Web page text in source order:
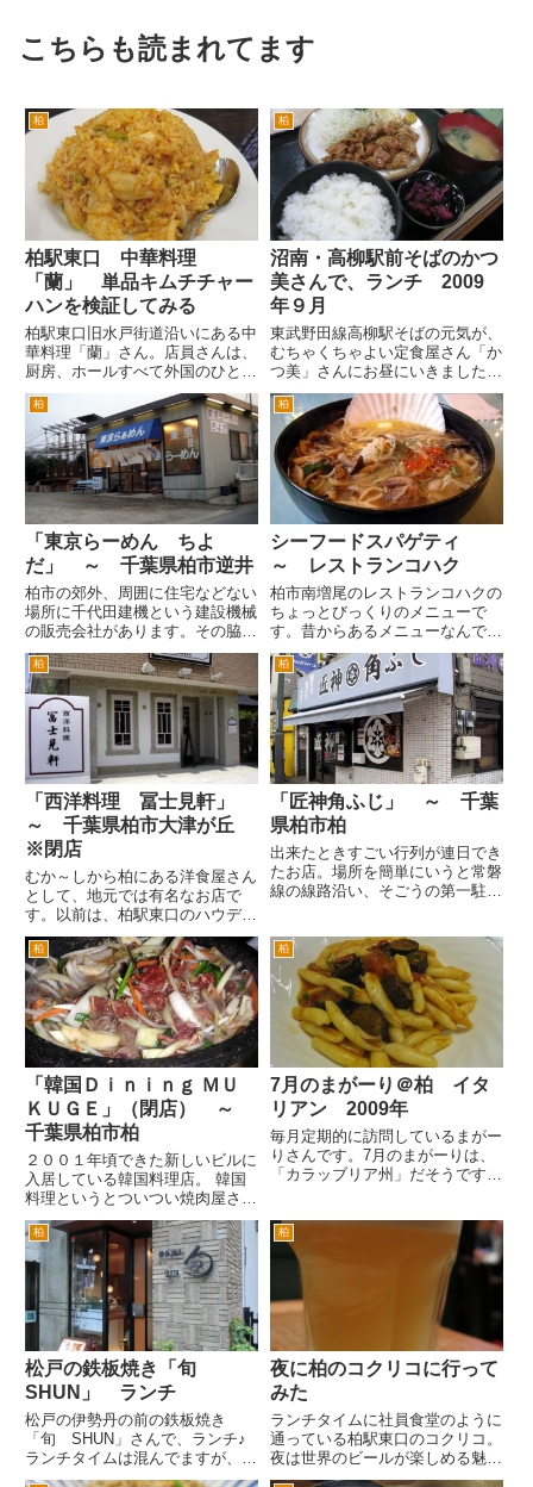
こちらも読まれてます
柏
柏駅東口 中華料理
「蘭」 単品キムチチャー
ハンを検証してみる
柏駅東口旧水戸街道沿いにある中
華料理「蘭」さん。店員さんは、
厨房、ホールすべて外国のひとで
す。中国なのか台湾なのかわかり
ません。 カタコトの日本語程度
の方もいるのが、逆に香港とかの
食堂にきたみたな雰囲気を出して
ます。 ランチタイムは、客
席...
柏
沼南・高柳駅前そばのかつ
美さんで、ランチ 2009
年９月
東武野田線高柳駅そばの元気が、
むちゃくちゃよい定食屋さん「か
つ美」さんにお昼にいきました。
お昼時は、ガテン系のおじさんた
ちや営業さんなどで、満席です。
なんか入ってくるお客様、みなさ
んが、常連さんなのかなと思った
んですが、お店のおじさんが...
柏
「東京らーめん ちよ
だ」 ～ 千葉県柏市逆井
柏市の郊外、周囲に住宅などない
場所に千代田建機という建設機械
の販売会社があります。その脇に
プレハブでいきなりらーめん屋が
できました。「東京らーめん ち
よだ」です。 どうせ道楽で建機
屋の息子とかがはじめたのだろう
くらいにしかおもっていません
で...
柏
シーフードスパゲティ
～ レストランコハク
柏市南増尾のレストランコハクの
ちょっとびっくりのメニューで
す。昔からあるメニューなんです
が、シーフードスパゲティです。
今から思えばスープスパゲティが
流行る前からこちらは、スープの
中にスパゲティが入っているもの
を提供してました。 コンソメ
ベ...
柏
「西洋料理 冨士見軒」
～ 千葉県柏市大津が丘
※閉店
むか～しから柏にある洋食屋さん
として、地元では有名なお店で
す。以前は、柏駅東口のハウディ
モールのイトーヨーカドー隣にあ
りました。現在はモスバーガーが
ある場所です。 現在は、同じ柏
市内の旧沼南町である大津が丘に
移転して、新店舗で営業されてい
ま...
柏
「匠神角ふじ」 ～ 千葉
県柏市柏
出来たときすごい行列が連日でき
たお店。場所を簡単にいうと常磐
線の線路沿い、そごうの第一駐車
みます。そごうの脇を通り道なり
に進むと、左手におあります。
店内は、7席程度なためちょっ
と...
柏
「韓国Ｄｉｎｉｎｇ ＭＵ
ＫＵＧＥ」（閉店） ～
千葉県柏市柏
２００１年頃できた新しいビルに
入居している韓国料理店。 韓国
料理というとついつい焼肉屋さん
みたいな雰囲気を想像しますが、
こちらはおしゃれなレストラン、
あるいはバーといった雰囲気で
す。 でもお通しは、やはりキム
チにカクテキでした（笑。しかも
お...
柏
7月のまがーり＠柏 イタ
リアン 2009年
毎月定期的に訪問しているまがー
りさんです。7月のまがーりは、
「カラッブリア州」だそうです。
部分にあたる州だそうです。 お
店にいってびっくり。辞められた
のかなとおもっていたいつもの
柏
松戸の鉄板焼き「旬
SHUN」 ランチ
松戸の伊勢丹の前の鉄板焼き
「旬 SHUN」さんで、ランチ♪
ランチタイムは混んでますが、テ
ーブル席に入れました。まずは、
柏
夜に柏のコクリコに行って
みた
ランチタイムに社員食堂のように
通っている柏駅東口のコクリコ。
夜は世界のビールが楽しめる魅力
的なお店です。ということでたま